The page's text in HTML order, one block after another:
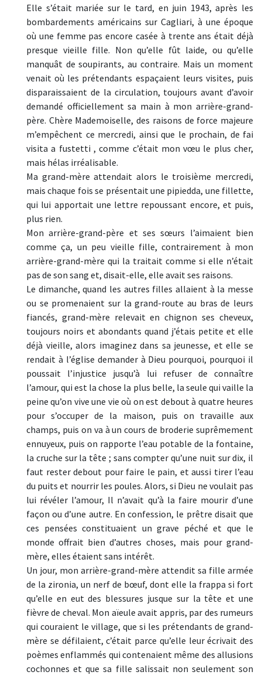
Elle s’était mariée sur le tard, en juin 1943, après les
bombardements américains sur Cagliari, à une époque
où une femme pas encore casée à trente ans était déjà
presque vieille fille. Non qu’elle fût laide, ou qu’elle
manquât de soupirants, au contraire. Mais un moment
venait où les prétendants espaçaient leurs visites, puis
disparaissaient de la circulation, toujours avant d’avoir
demandé officiellement sa main à mon arrière-grand-
père. Chère Mademoiselle, des raisons de force majeure
m’empêchent ce mercredi, ainsi que le prochain, de fai
visita a fustetti , comme c’était mon vœu le plus cher,
mais hélas irréalisable.
Ma grand-mère attendait alors le troisième mercredi,
mais chaque fois se présentait une pipiedda, une fillette,
qui lui apportait une lettre repoussant encore, et puis,
plus rien.
Mon arrière-grand-père et ses sœurs l’aimaient bien
comme ça, un peu vieille fille, contrairement à mon
arrière-grand-mère qui la traitait comme si elle n’était
pas de son sang et, disait-elle, elle avait ses raisons.
Le dimanche, quand les autres filles allaient à la messe
ou se promenaient sur la grand-route au bras de leurs
fiancés, grand-mère relevait en chignon ses cheveux,
toujours noirs et abondants quand j’étais petite et elle
déjà vieille, alors imaginez dans sa jeunesse, et elle se
rendait à l’église demander à Dieu pourquoi, pourquoi il
poussait l’injustice jusqu’à lui refuser de connaître
l’amour, qui est la chose la plus belle, la seule qui vaille la
peine qu’on vive une vie où on est debout à quatre heures
pour s’occuper de la maison, puis on travaille aux
champs, puis on va à un cours de broderie suprêmement
ennuyeux, puis on rapporte l’eau potable de la fontaine,
la cruche sur la tête ; sans compter qu’une nuit sur dix, il
faut rester debout pour faire le pain, et aussi tirer l’eau
du puits et nourrir les poules. Alors, si Dieu ne voulait pas
lui révéler l’amour, Il n’avait qu’à la faire mourir d’une
façon ou d’une autre. En confession, le prêtre disait que
ces pensées constituaient un grave péché et que le
monde offrait bien d’autres choses, mais pour grand-
mère, elles étaient sans intérêt.
Un jour, mon arrière-grand-mère attendit sa fille armée
de la zironia, un nerf de bœuf, dont elle la frappa si fort
qu’elle en eut des blessures jusque sur la tête et une
fièvre de cheval. Mon aïeule avait appris, par des rumeurs
qui couraient le village, que si les prétendants de grand-
mère se défilaient, c’était parce qu’elle leur écrivait des
poèmes enflammés qui contenaient même des allusions
cochonnes et que sa fille salissait non seulement son